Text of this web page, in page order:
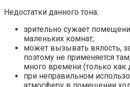
Недостатки данного тона:
зрительно сужает
маленьких комнат;
может вызывать вялость,
поэтому не применяется
много времени (только как
при неправильном